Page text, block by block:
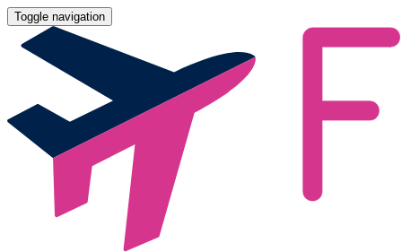
Toggle navigation